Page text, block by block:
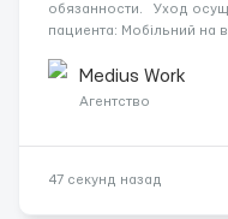
обязанности. Уход
пациента: Мобільний на
Ночной уход:
работы &mda...
Medius Work
Агентство
47 секунд назад